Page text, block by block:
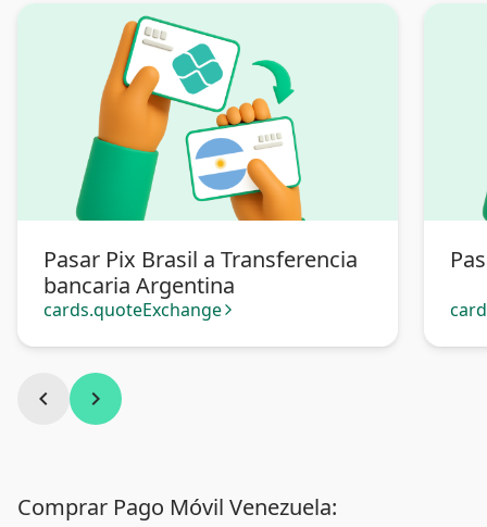
Pasar Pix Brasil a Transferencia
bancaria Argentina
cards.quoteExchange arrow_forward_ios
chevron_left chevron_right
Comprar Pago Móvil Venezuela: